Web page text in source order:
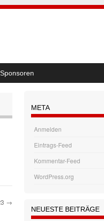
Sponsoren
→
META
Anmelden
Eintrags-Feed
Kommentar-Feed
WordPress.org
NEUESTE BEITRÄGE